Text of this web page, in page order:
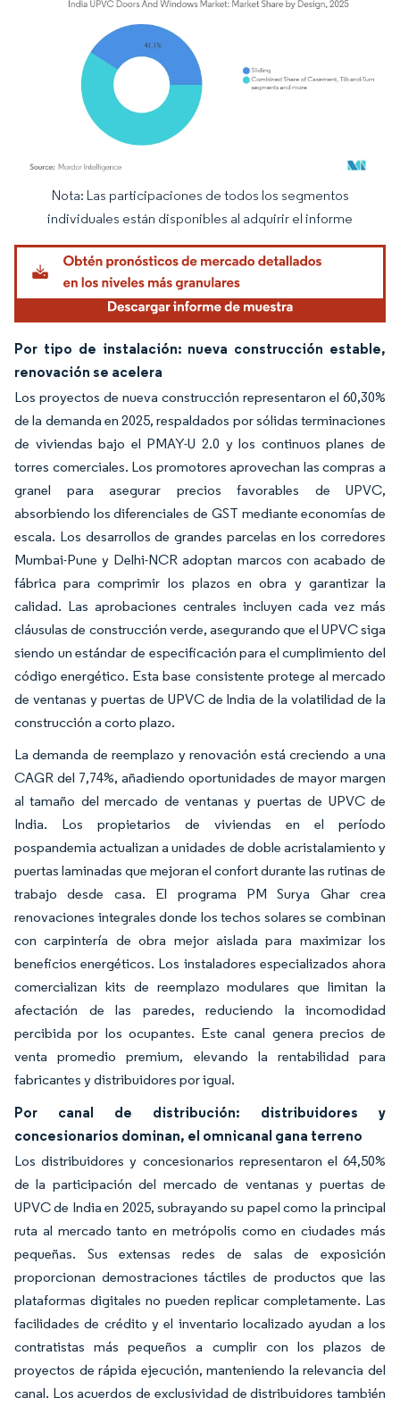
Imagen © Mordor Intelligence. El uso requiere atribución según CC BY 4.0.
Nota: Las participaciones de todos los segmentos
individuales están disponibles al adquirir el informe
Por tipo de instalación: nueva construcción estable,
renovación se acelera
Los proyectos de nueva construcción representaron el 60,30%
de la demanda en 2025, respaldados por sólidas terminaciones
de viviendas bajo el PMAY-U 2.0 y los continuos planes de
torres comerciales. Los promotores aprovechan las compras a
granel para asegurar precios favorables de UPVC,
absorbiendo los diferenciales de GST mediante economías de
escala. Los desarrollos de grandes parcelas en los corredores
Mumbai-Pune y Delhi-NCR adoptan marcos con acabado de
fábrica para comprimir los plazos en obra y garantizar la
calidad. Las aprobaciones centrales incluyen cada vez más
cláusulas de construcción verde, asegurando que el UPVC siga
siendo un estándar de especificación para el cumplimiento del
código energético. Esta base consistente protege al mercado
de ventanas y puertas de UPVC de India de la volatilidad de la
construcción a corto plazo.
La demanda de reemplazo y renovación está creciendo a una
CAGR del 7,74%, añadiendo oportunidades de mayor margen
al tamaño del mercado de ventanas y puertas de UPVC de
India. Los propietarios de viviendas en el período
pospandemia actualizan a unidades de doble acristalamiento y
puertas laminadas que mejoran el confort durante las rutinas de
trabajo desde casa. El programa PM Surya Ghar crea
renovaciones integrales donde los techos solares se combinan
con carpintería de obra mejor aislada para maximizar los
beneficios energéticos. Los instaladores especializados ahora
comercializan kits de reemplazo modulares que limitan la
afectación de las paredes, reduciendo la incomodidad
percibida por los ocupantes. Este canal genera precios de
venta promedio premium, elevando la rentabilidad para
fabricantes y distribuidores por igual.
Por canal de distribución: distribuidores y
concesionarios dominan, el omnicanal gana terreno
Los distribuidores y concesionarios representaron el 64,50%
de la participación del mercado de ventanas y puertas de
UPVC de India en 2025, subrayando su papel como la principal
ruta al mercado tanto en metrópolis como en ciudades más
pequeñas. Sus extensas redes de salas de exposición
proporcionan demostraciones táctiles de productos que las
plataformas digitales no pueden replicar completamente. Las
facilidades de crédito y el inventario localizado ayudan a los
contratistas más pequeños a cumplir con los plazos de
proyectos de rápida ejecución, manteniendo la relevancia del
canal. Los acuerdos de exclusividad de distribuidores también